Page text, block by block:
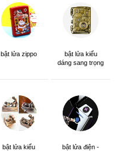
bật lửa zippo
bật lửa kiểu
dáng sang trọng
bật lửa kiểu
bật lửa điện -